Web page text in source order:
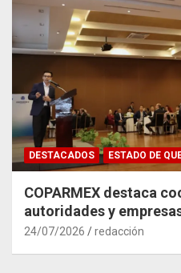
DESTACADOS ESTADO DE
COPARMEX destaca
autoridades y
impacto del Tren
24/07/2026 redacción